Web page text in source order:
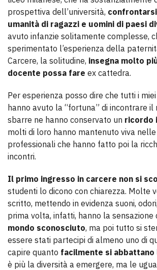
prospettiva dell’università,
umanità di ragazzi e uomini di paesi
avuto infanzie solitamente complesse,
sperimentato l’esperienza della
Carcere, la solitudine, insegna molto
docente possa fare ex cattedra.
Per esperienza posso dire che tutti i
hanno avuto la “fortuna” di incontrare il
sbarre ne hanno conservato un ricordo
molti di loro hanno mantenuto viva
professionali che hanno fatto poi la
incontri.
Il primo ingresso in carcere non si
studenti lo dicono con chiarezza. Molte
scritto, mettendo in evidenza suoni,
prima volta, infatti, hanno la sensazione
mondo sconosciuto, ma poi tutto si
essere stati partecipi di almeno uno di
capire quanto facilmente si
è più la diversità a emergere, ma le